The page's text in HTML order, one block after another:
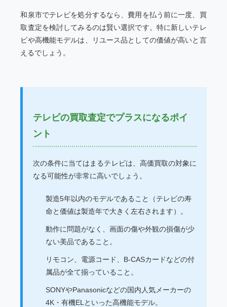
和泉市でテレビを処分するなら、費用を払う前に一度、買
取査定を検討してみるのは賢い選択です。特に新しいテレ
ビや高機能モデルは、リユース品としての価値が高いと言
えるでしょう。
テレビの買取査定でプラスになるポイ
ント
次の条件に当てはまるテレビは、高価買取の対象に
なる可能性が非常に高いでしょう。
製造5年以内のモデルであること（テレビの寿
命と価値は製造年で大きく左右されます）。
動作に問題がなく、画面の傷や外観の損傷が少
ない美品であること。
リモコン、電源コード、B-CASカードなどの付
属品が全て揃っていること。
SONYやPanasonicなどの国内人気メーカーの
4K・有機ELといった高機能モデル。